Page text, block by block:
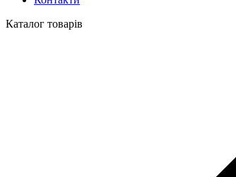
Каталог товарів